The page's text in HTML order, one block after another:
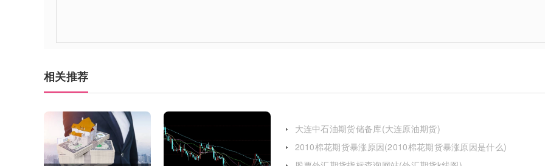
相关推荐
大连中石油期货储备库(大连原油期货)
2010棉花期货暴涨原因(2010棉花期货暴涨原因是什么)